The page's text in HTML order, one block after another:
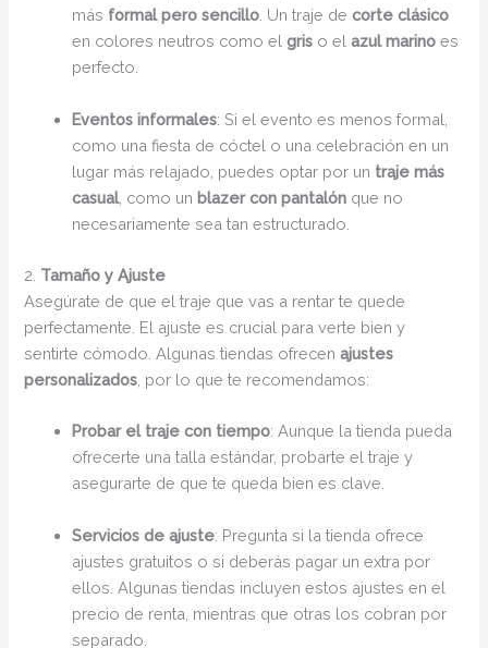
más formal pero sencillo . Un traje decorte clásico
en colores neutros como elgris o elazul marino es
perfecto.
Eventos informales: Si el evento es menos formal,
como una fiesta de cóctel o una celebración en un
lugar más relajado, puedes optar por un traje más
casual, como un blazer con pantalón que no
necesariamente sea tan estructurado.
2. Tamaño y Ajuste
Asegúrate de que el traje que vas a rentar te quede
perfectamente. El ajuste es crucial para verte bien y
sentirte cómodo. Algunas tiendas ofrecenajustes
personalizados , por lo que te recomendamos:
Probar el traje con tiempo: Aunque la tienda pueda
ofrecerte una talla estándar, probarte el traje y
asegurarte de que te queda bien es clave.
Servicios de ajuste: Pregunta si la tienda ofrece
ajustes gratuitos o si deberás pagar un extra por
ellos. Algunas tiendas incluyen estos ajustes en el
precio de renta, mientras que otras los cobran por
separado.